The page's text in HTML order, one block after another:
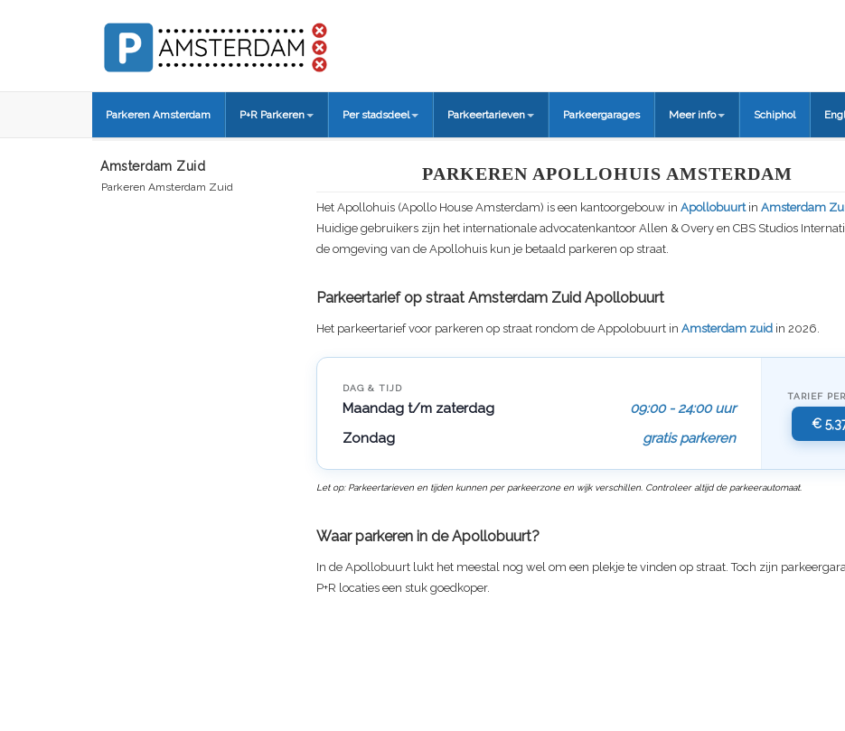
Parkeren Amsterdam P+R Parkeren Per stadsdeel Parkeertarieven Parkeergarages Meer info Schiphol
PARKEREN APOLLOHUIS AMSTERDAM
Het Apollohuis (Apollo House Amsterdam) is een kantoorgebouw in Apollobuurtin Amsterdam
Huidige gebruikers zijn het internationale advocatenkantoor Allen & Overy en CBS Studios
de omgeving van de Apollohuis kun je betaald parkeren op straat.
Parkeertarief op straat Amsterdam Zuid Apollobuurt
Het parkeertarief voor parkeren op straat rondom de Appolobuurt in Amsterdam zuid in 2026.
DAG & TIJD
Maandag t/m zaterdag
09:00 - 24:00 uur
Zondag
gratis parkeren
TARIEF
€
Let op: Parkeertarieven en tijden kunnen per parkeerzone en wijk verschillen. Controleer altijd de parkeerautomaat.
Waar parkeren in de Apollobuurt?
In de Apollobuurt lukt het meestal nog wel om een plekje te vinden op straat. Toch zijn
P+R locaties een stuk goedkoper.
Amsterdam Zuid
Parkeren Amsterdam Zuid